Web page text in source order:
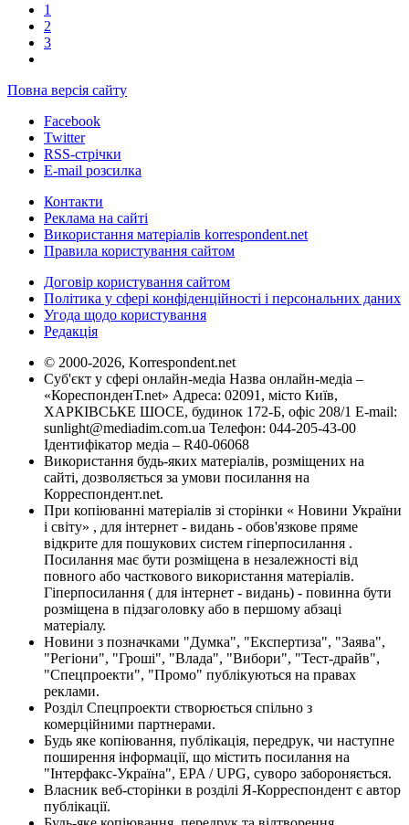
1
2
3
Повна версія сайту
Facebook
Twitter
RSS-стрічки
E-mail розсилка
Контакти
Реклама на сайті
Використання матеріалів korrespondent.net
Правила користування сайтом
Договір користування сайтом
Політика у сфері конфіденційності і персональних даних
Угода щодо користування
Редакція
© 2000-2026, Korrespondent.net
Суб'єкт у сфері онлайн-медіа Назва онлайн-медіа –
«КореспонденТ.net» Адреса: 02091, місто Київ,
ХАРКІВСЬКЕ ШОСЕ, будинок 172-Б, офіс 208/1 E-mail:
sunlight@mediadim.com.ua Телефон: 044-205-43-00
Ідентифікатор медіа – R40-06068
Використання будь-яких матеріалів, розміщених на
сайті, дозволяється за умови посилання на
Корреспондент.net.
При копіюванні матеріалів зі сторінки « Новини України
і світу» , для інтернет - видань - обов'язкове пряме
відкрите для пошукових систем гіперпосилання .
Посилання має бути розміщена в незалежності від
повного або часткового використання матеріалів.
Гіперпосилання ( для інтернет - видань) - повинна бути
розміщена в підзаголовку або в першому абзаці
матеріалу.
Новини з позначками "Думка", "Експертиза", "Заява",
"Регіони", "Гроші", "Влада", "Вибори", "Тест-драйв",
"Спецпроекти", "Промо" публікуються на правах
реклами.
Розділ Спецпроекти створюється спільно з
комерційними партнерами.
Будь яке копіювання, публікація, передрук, чи наступне
поширення інформації, що містить посилання на
"Інтерфакс-Україна", EPA / UPG, суворо забороняється.
Власник веб-сторінки в розділі Я-Корреспондент є автор
публікації.